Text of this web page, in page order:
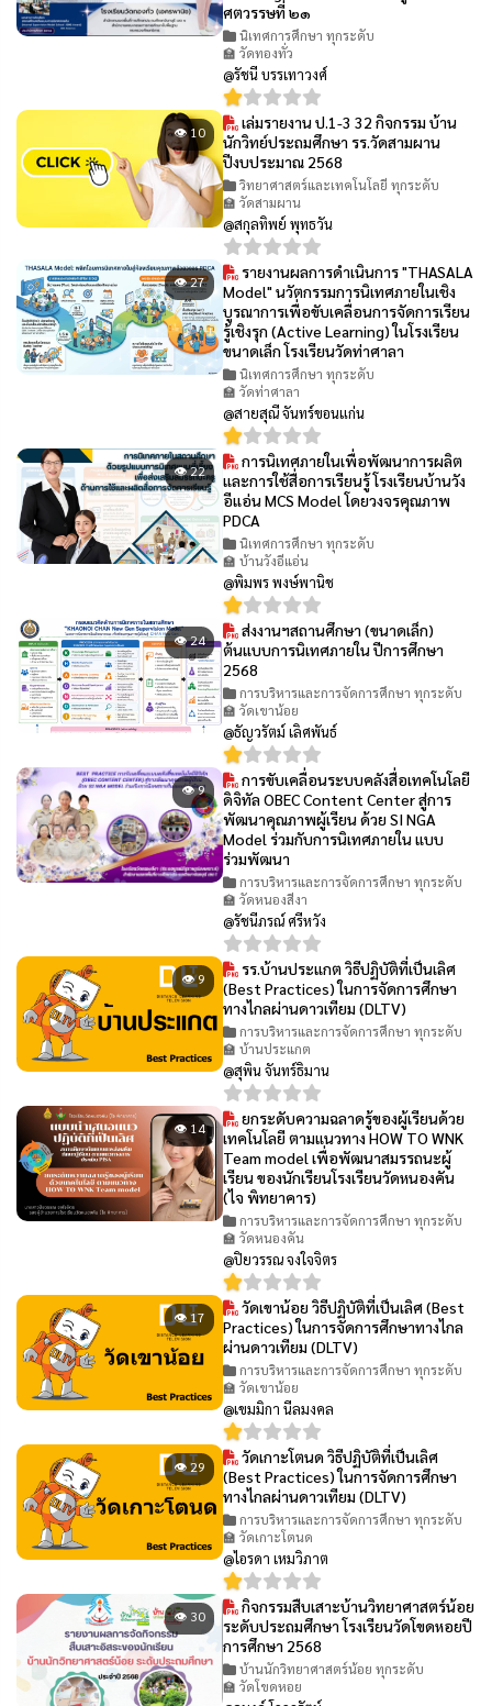
ศตวรรษที่ ๒๑
นิเทศการศึกษา ทุกระดับ
🏫 วัดทองทั่ว
@รัชนี บรรเทาวงศ์
👁 10
เล่มรายงาน ป.1-3 32 กิจกรรม บ้าน
นักวิทย์ประถมศึกษา รร.วัดสามผาน
ปีงบประมาณ 2568
วิทยาศาสตร์และเทคโนโลยี ทุกระดับ
🏫 วัดสามผาน
@สกุลทิพย์ พุทธวัน
👁 27
รายงานผลการดำเนินการ "THASALA
Model" นวัตกรรมการนิเทศภายในเชิง
บูรณาการเพื่อขับเคลื่อนการจัดการเรียน
รู้เชิงรุก (Active Learning) ในโรงเรียน
ขนาดเล็ก โรงเรียนวัดท่าศาลา
นิเทศการศึกษา ทุกระดับ
🏫 วัดท่าศาลา
@สายสุณี จันทร์ขอนแก่น
👁 22
การนิเทศภายในเพื่อพัฒนาการผลิต
และการใช้สื่อการเรียนรู้ โรงเรียนบ้านวัง
อีแอ่น MCS Model โดยวงจรคุณภาพ
PDCA
นิเทศการศึกษา ทุกระดับ
🏫 บ้านวังอีแอ่น
@พิมพร พงษ์พานิช
👁 24
ส่งงานฯสถานศึกษา (ขนาดเล็ก)
ต้นแบบการนิเทศภายใน ปีการศึกษา
2568
การบริหารและการจัดการศึกษา ทุกระดับ
🏫 วัดเขาน้อย
@ธัญวรัตม์ เลิศพันธ์
👁 9
การขับเคลื่อนระบบคลังสื่อเทคโนโลยี
ดิจิทัล OBEC Content Center สู่การ
พัฒนาคุณภาพผู้เรียน ด้วย SI NGA
Model ร่วมกับการนิเทศภายใน แบบ
ร่วมพัฒนา
การบริหารและการจัดการศึกษา ทุกระดับ
🏫 วัดหนองสีงา
@รัชนีภรณ์ ศรีหวัง
👁 9
รร.บ้านประแกต วิธีปฏิบัติที่เป็นเลิศ
(Best Practices) ในการจัดการศึกษา
ทางไกลผ่านดาวเทียม (DLTV)
การบริหารและการจัดการศึกษา ทุกระดับ
🏫 บ้านประแกต
@สุพิน จันทร์ธิมาน
👁 14
ยกระดับความฉลาดรู้ของผู้เรียนด้วย
เทคโนโลยี ตามแนวทาง HOW TO WNK
Team model เพื่อพัฒนาสมรรถนะผู้
เรียน ของนักเรียนโรงเรียนวัดหนองคัน
(ไจ พิทยาคาร)
การบริหารและการจัดการศึกษา ทุกระดับ
🏫 วัดหนองคัน
@ปิยวรรณ จงใจจิตร
👁 17
วัดเขาน้อย วิธีปฏิบัติที่เป็นเลิศ (Best
Practices) ในการจัดการศึกษาทางไกล
ผ่านดาวเทียม (DLTV)
การบริหารและการจัดการศึกษา ทุกระดับ
🏫 วัดเขาน้อย
@เขมมิกา นีลมงคล
👁 29
วัดเกาะโตนด วิธีปฏิบัติที่เป็นเลิศ
(Best Practices) ในการจัดการศึกษา
ทางไกลผ่านดาวเทียม (DLTV)
การบริหารและการจัดการศึกษา ทุกระดับ
🏫 วัดเกาะโตนด
@ไอรดา เหมวิภาต
👁 30
กิจกรรมสืบเสาะบ้านวิทยาศาสตร์น้อย
ระดับประถมศึกษา โรงเรียนวัดโขดหอยปี
การศึกษา 2568
บ้านนักวิทยาศาสตร์น้อย ทุกระดับ
🏫 วัดโขดหอย